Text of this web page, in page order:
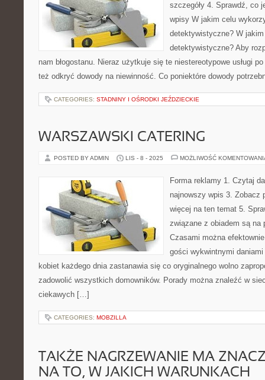
szczegóły 4. Sprawdź, co
wpisy W jakim celu
detektywistyczne? W
detektywistyczne? Aby
nam błogostanu. Nieraz użytkuje się te niestereotypowe usługi
też odkryć dowody na niewinność. Co poniektóre dowody
CATEGORIES: STADNINY I OŚRODKI JEŹDZIECKIE
WARSZAWSKI CATERING
POSTED BY ADMIN LIS - 8 - 2025 MOŻLIWOŚĆ
Forma reklamy 1. Czytaj
najnowszy wpis 3. Zobacz
więcej na ten temat 5.
związane z obiadem są na
Czasami można
gości wykwintnymi
kobiet każdego dnia zastanawia się co oryginalnego wolno
zadowolić wszystkich domowników. Porady można znaleźć w
ciekawych […]
CATEGORIES: MOBZILLA
TAKŻE NAGRZEWANIE MA
NA TO, W JAKICH WARUNKACH